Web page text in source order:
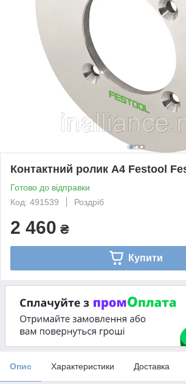
Контактний ролик А4 Festool
Готово до відправки
Код: 491539
Роздріб
2 460 ₴
Купити
Опис Характеристики Доставка